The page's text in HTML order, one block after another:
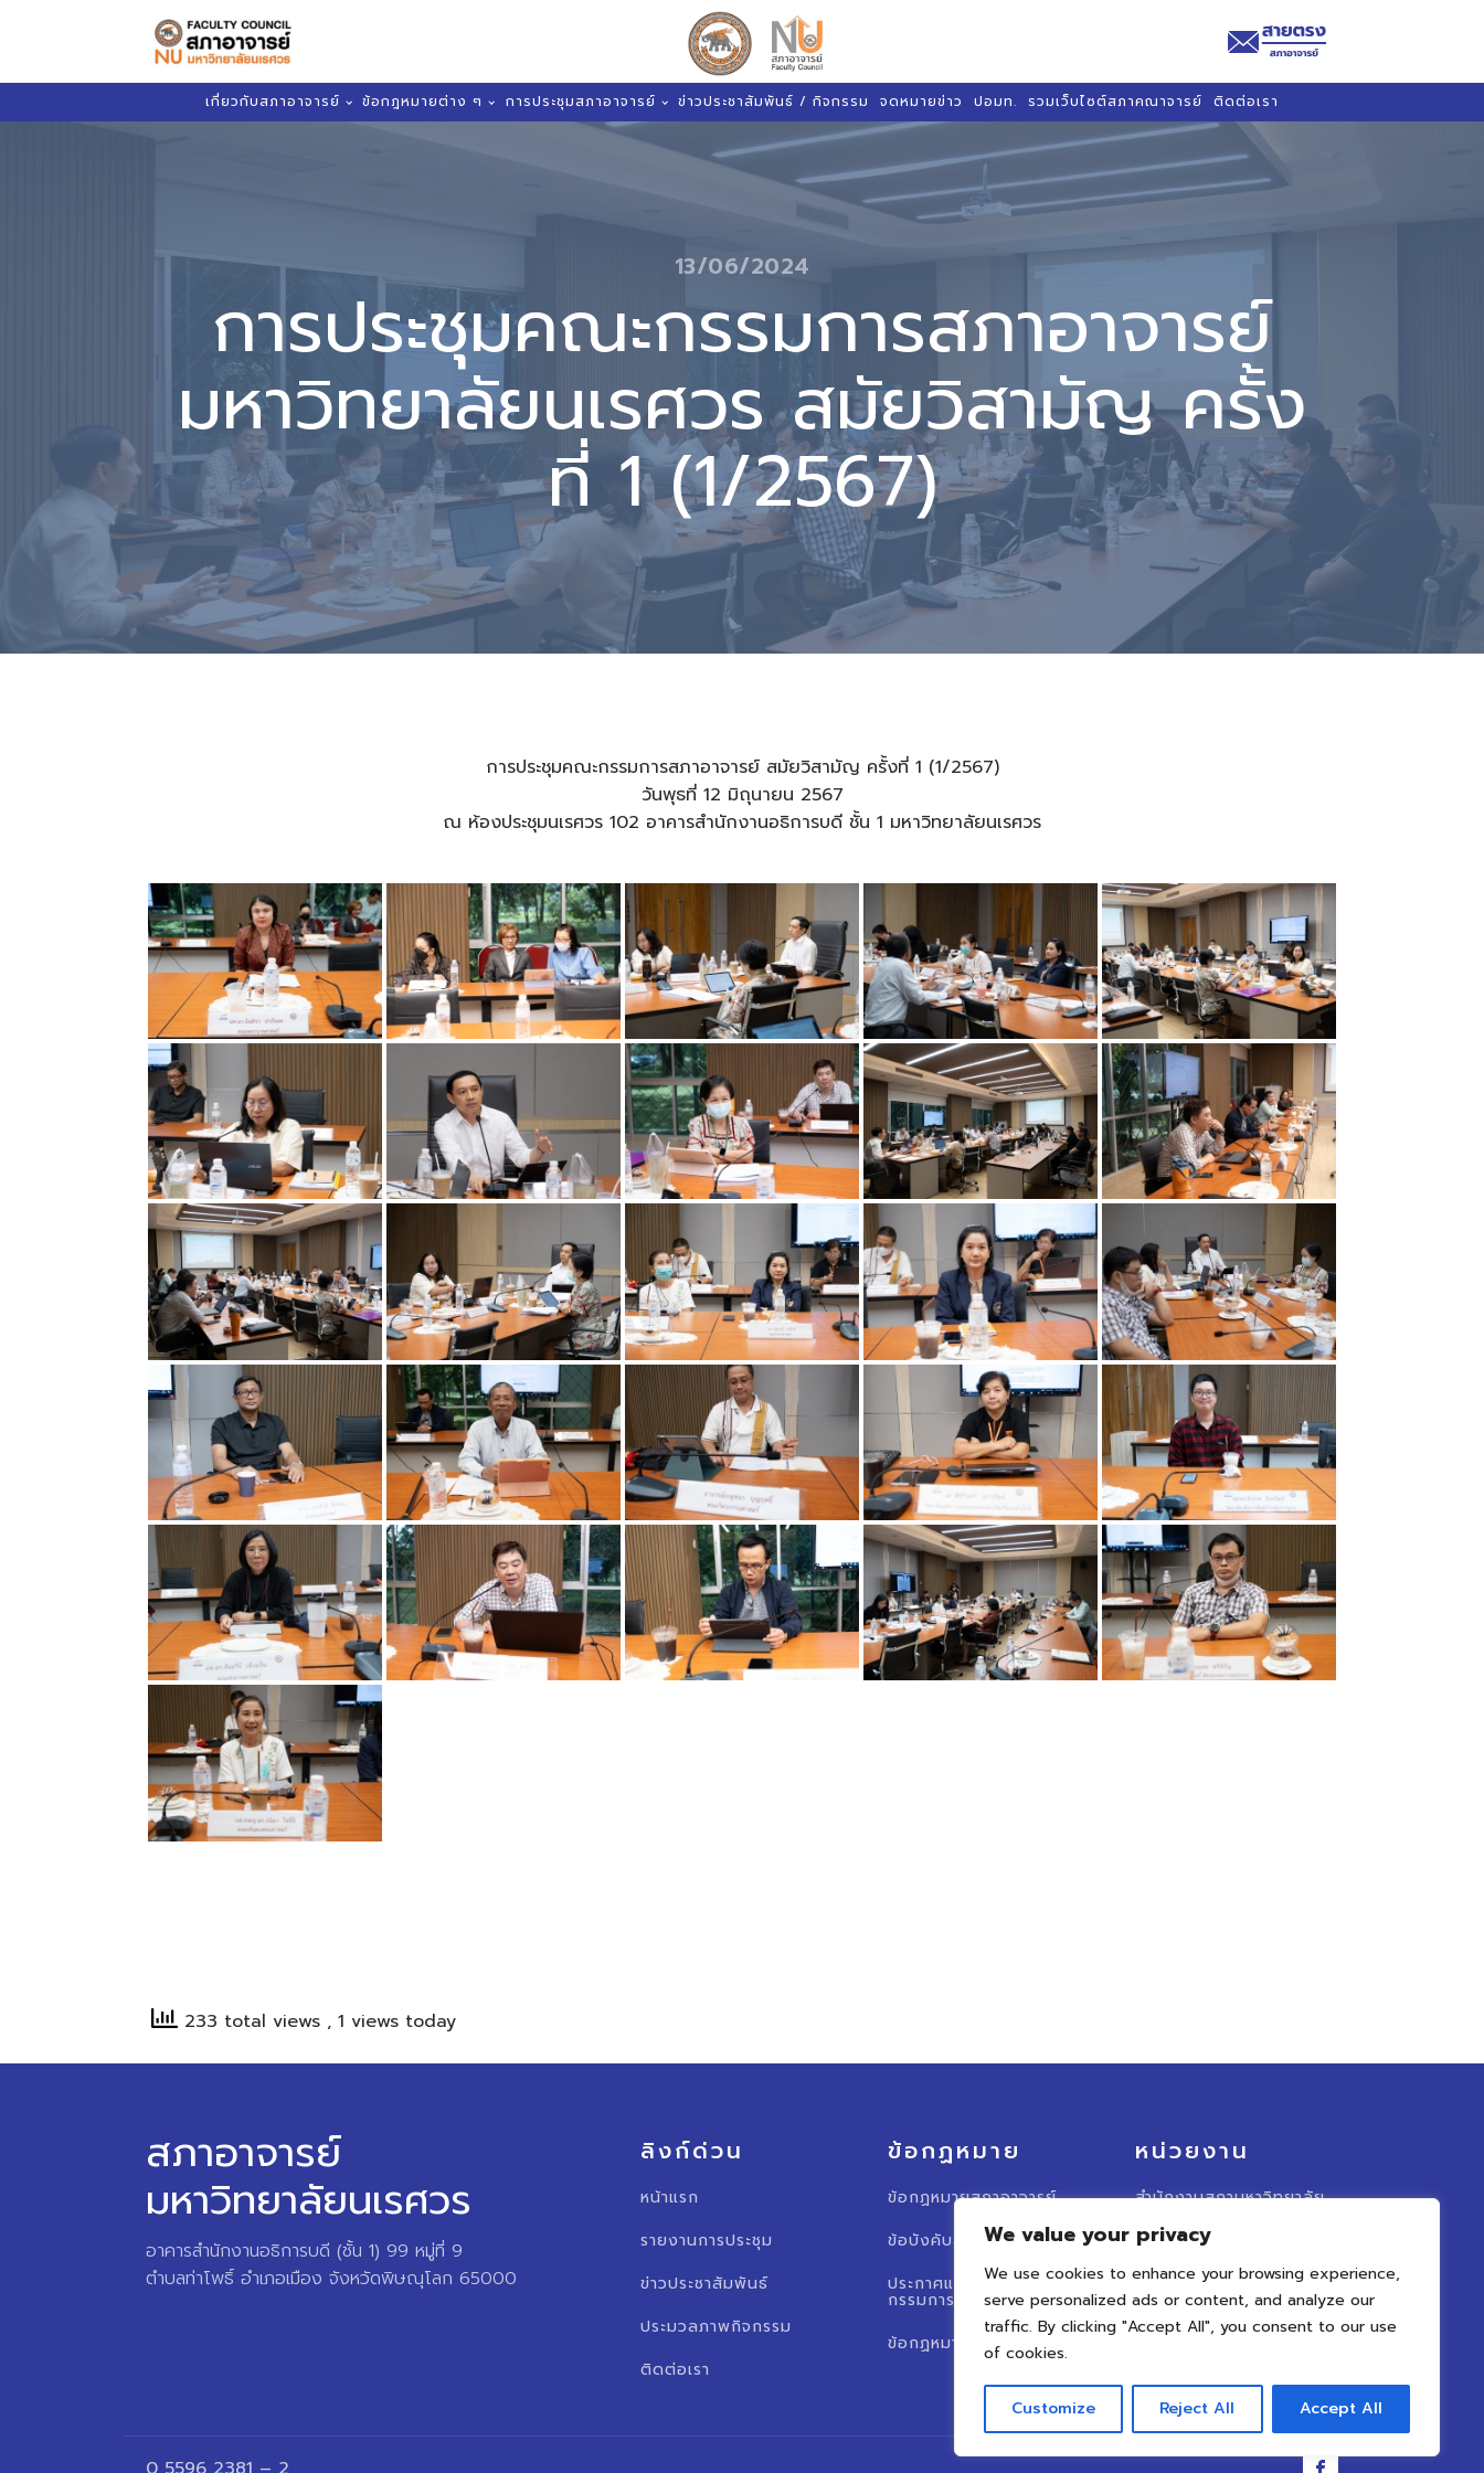
We value your privacy
We use cookies to enhance your browsing experience,
serve personalized ads or content, and analyze our
traffic. By clicking "Accept All", you consent to our use
of cookies.
Customize Reject All Accept All
เกี่ยวกับสภาอาจารย์ ข้อกฎหมายต่าง ๆ การประชุมสภาอาจารย์ ข่าวประชาสัมพันธ์ / กิจกรรม จดหมายข่าว ปอมท. รวมเว็บไซต์สภาคณาจารย์ ติดต่อเรา
13/06/2024
การประชุมคณะกรรมการสภาอาจารย์
มหาวิทยาลัยนเรศวร สมัยวิสามัญ ครั้ง
ที่ 1 (1/2567)
การประชุมคณะกรรมการสภาอาจารย์ สมัยวิสามัญ ครั้งที่ 1 (1/2567)
วันพุธที่ 12 มิถุนายน 2567
ณ ห้องประชุมนเรศวร 102 อาคารสำนักงานอธิการบดี ชั้น 1 มหาวิทยาลัยนเรศวร
233 total views , 1 views today
สภาอาจารย์
มหาวิทยาลัยนเรศวร
อาคารสำนักงานอธิการบดี (ชั้น 1) 99 หมู่ที่ 9
ตำบลท่าโพธิ์ อำเภอเมือง จังหวัดพิษณุโลก 65000
ลิงก์ด่วน
หน้าแรก
รายงานการประชุม
ข่าวประชาสัมพันธ์
ประมวลภาพกิจกรรม
ติดต่อเรา
ข้อกฏหมาย
ข้อกฏหมายสภาอาจารย์
ข้อบังคับสภาอาจารย์
ประกาศแต่งตั้งคณะ
กรรมการสภาอาจารย์
ข้อกฏหมายอื่น ๆ
หน่วยงาน
สำนักงานสภามหาวิทยาลัย
มหาวิทยาลัยนเรศวร
รวบเว็บไซต์สภาคณาจารย์